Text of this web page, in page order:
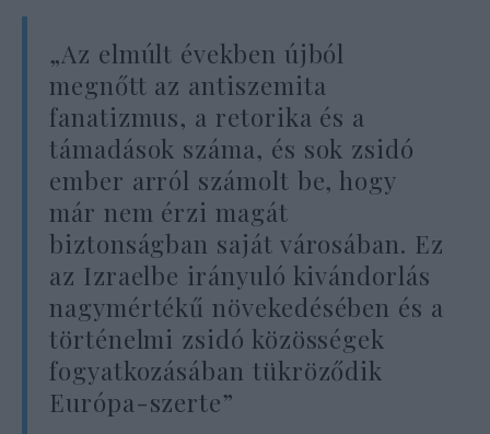
„Az elmúlt években újból
megnőtt az antiszemita
fanatizmus, a retorika és a
támadások száma, és sok zsidó
ember arról számolt be, hogy
már nem érzi magát
biztonságban saját városában. Ez
az Izraelbe irányuló kivándorlás
nagymértékű növekedésében és a
történelmi zsidó közösségek
fogyatkozásában tükröződik
Európa-szerte”